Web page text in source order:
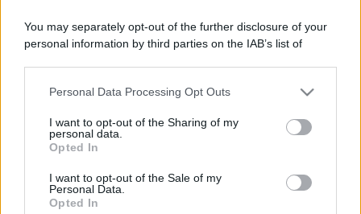
You may separately opt-out of the further disclosure of your
personal information by third parties on the IAB’s list of
This information may also be disclosed by us to third parties
disclose it to other third parties.
Please note that this website/app uses one or more Google
services and may gather and store information including but
not limited to your visit or usage behaviour. You may click to
grant or deny consent to Google and its third-party tags to
Personal Data Processing Opt Outs
I want to opt-out of the Sharing of my
personal data.
Opted In
I want to opt-out of the Sale of my
Personal Data.
Opted In